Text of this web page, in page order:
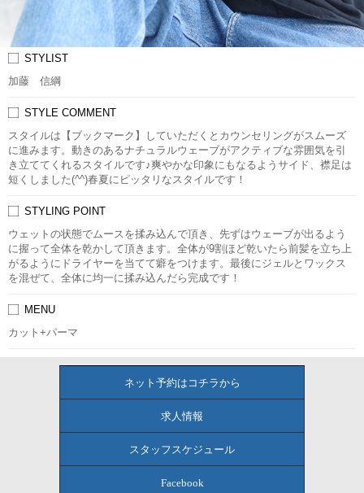
STYLIST
加藤 信綱
STYLE COMMENT
スタイルは【ブックマーク】していただくとカウンセリングがスムーズ
に進みます。動きのあるナチュラルウェーブがアクティブな雰囲気を引
き立ててくれるスタイルです♪爽やかな印象にもなるようサイド、襟足は
短くしました(^^)春夏にピッタリなスタイルです！
STYLING POINT
ウェットの状態でムースを揉み込んで頂き、先ずはウェーブが出るよう
に握って全体を乾かして頂きます。全体が9割ほど乾いたら前髪を立ち上
がるようにドライヤーを当てて癖をつけます。最後にジェルとワックス
を混ぜて、全体に均一に揉み込んだら完成です！
MENU
カット+パーマ
ネット予約はコチラから
求人情報
スタッフスケジュール
Facebook